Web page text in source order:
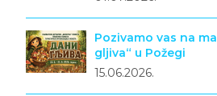
Pozivamo vas na
gljiva“ u Požegi
15.06.2026.